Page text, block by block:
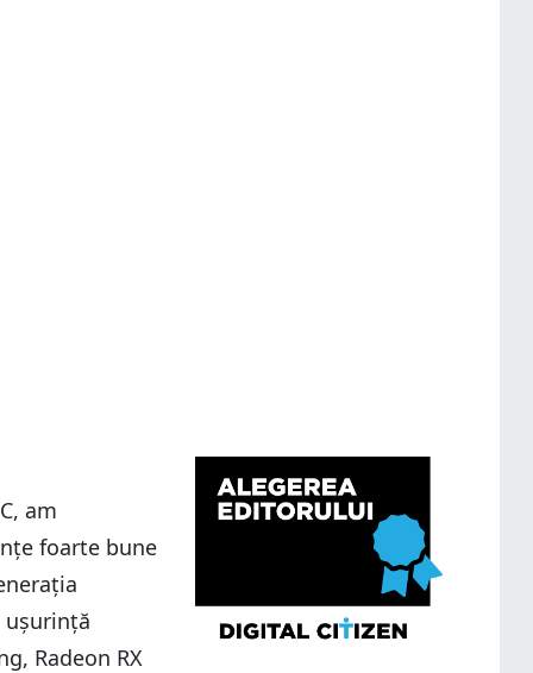
am
foarte bune
ușurință
Radeon RX